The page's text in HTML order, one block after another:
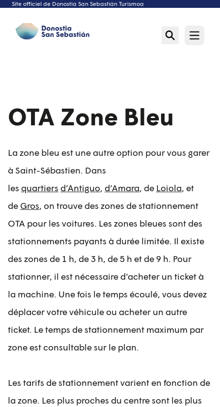
Aller
contenu
Site officiel de Donostia San Sebastián Turismoa
Open
OTA Zone Bleu
La zone bleu est une autre option pour vous garer
à Saint-Sébastien. Dans
les quartiers d’Antiguo, d’Amara, de Loiola, et
de Gros, on trouve des zones de stationnement
OTA pour les voitures. Les zones bleues sont des
stationnements payants à durée limitée. Il existe
des zones de 1 h, de 3 h, de 5 h et de 9 h. Pour
stationner, il est nécessaire d’acheter un ticket à
la machine. Une fois le temps écoulé, vous devez
déplacer votre véhicule ou acheter un autre
ticket. Le temps de stationnement maximum par
zone est consultable sur le plan.
Les tarifs de stationnement varient en fonction de
la zone. Les plus proches du centre sont les plus